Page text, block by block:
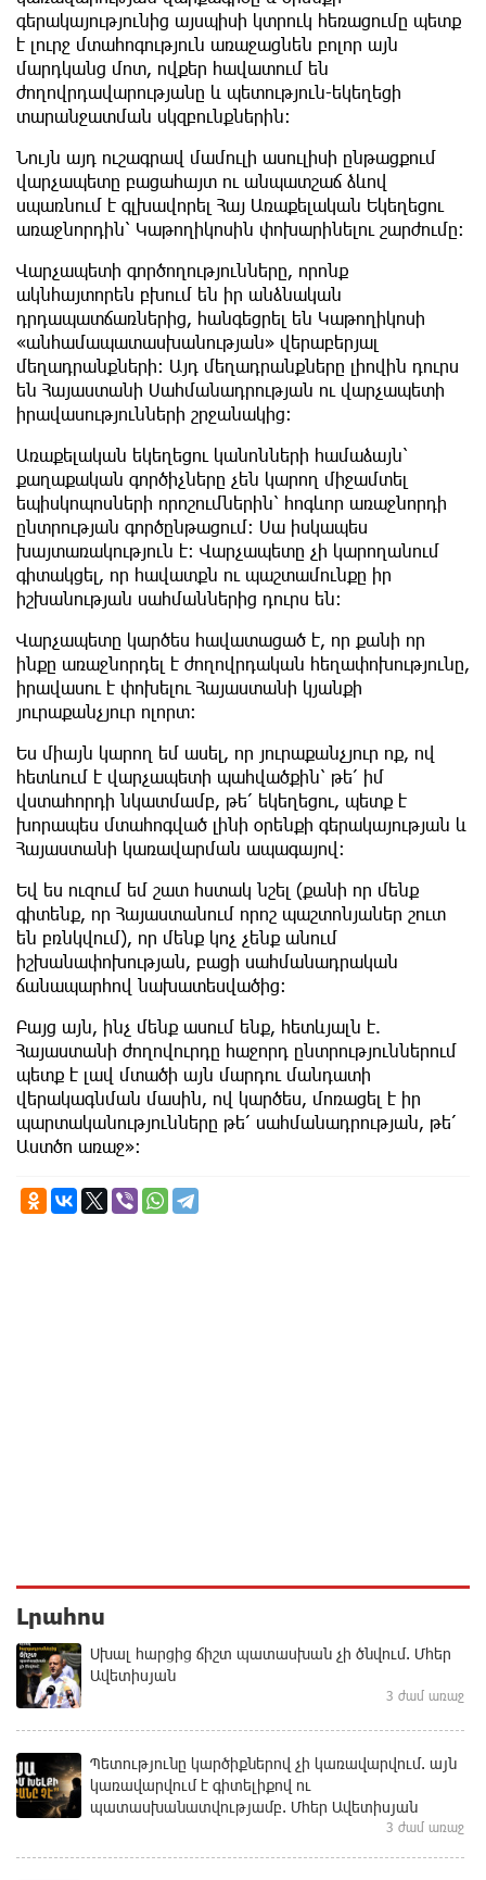
գերակայությունից այսպիսի կտրուկ հեռացումը պետք
է լուրջ մտահոգություն առաջացնեն բոլոր այն
մարդկանց մոտ, ովքեր հավատում են
ժողովրդավարությանը և պետություն-եկեղեցի
տարանջատման սկզբունքներին:
Նույն այդ ուշագրավ մամուլի ասուլիսի ընթացքում
վարչապետը բացահայտ ու անպատշաճ ձևով
սպառնում է գլխավորել Հայ Առաքելական Եկեղեցու
առաջնորդին՝ Կաթողիկոսին փոխարինելու շարժումը։
Վարչապետի գործողությունները, որոնք
ակնհայտորեն բխում են իր անձնական
դրդապատճառներից, հանգեցրել են Կաթողիկոսի
«անհամապատասխանության» վերաբերյալ
մեղադրանքների։ Այդ մեղադրանքները լիովին դուրս
են Հայաստանի Սահմանադրության ու վարչապետի
իրավասությունների շրջանակից։
Առաքելական եկեղեցու կանոնների համաձայն՝
քաղաքական գործիչները չեն կարող միջամտել
եպիսկոպոսների որոշումներին՝ հոգևոր առաջնորդի
ընտրության գործընթացում։ Սա իսկապես
խայտառակություն է։ Վարչապետը չի կարողանում
գիտակցել, որ հավատքն ու պաշտամունքը իր
իշխանության սահմաններից դուրս են։
Վարչապետը կարծես հավատացած է, որ քանի որ
ինքը առաջնորդել է ժողովրդական հեղափոխությունը,
իրավասու է փոխելու Հայաստանի կյանքի
յուրաքանչյուր ոլորտ։
Ես միայն կարող եմ ասել, որ յուրաքանչյուր ոք, ով
հետևում է վարչապետի պահվածքին՝ թե՛ իմ
վստահորդի նկատմամբ, թե՛ եկեղեցու, պետք է
խորապես մտահոգված լինի օրենքի գերակայության և
Հայաստանի կառավարման ապագայով։
Եվ ես ուզում եմ շատ հստակ նշել (քանի որ մենք
գիտենք, որ Հայաստանում որոշ պաշտոնյաներ շուտ
են բռնկվում), որ մենք կոչ չենք անում
իշխանափոխության, բացի սահմանադրական
ճանապարհով նախատեսվածից:
Բայց այն, ինչ մենք ասում ենք, հետևյալն է.
Հայաստանի ժողովուրդը հաջորդ ընտրություններում
պետք է լավ մտածի այն մարդու մանդատի
վերակագնման մասին, ով կարծես, մոռացել է իր
պարտականությունները թե՛ սահմանադրության, թե՛
Աստծո առաջ»:
Լրահոս
Սխալ հարցից ճիշտ պատասխան չի ծնվում. Մհեր
Ավետիսյան
3 ժամ առաջ
Պետությունը կարծիքներով չի կառավարվում. այն
կառավարվում է գիտելիքով ու
պատասխանատվությամբ. Մհեր Ավետիսյան
3 ժամ առաջ